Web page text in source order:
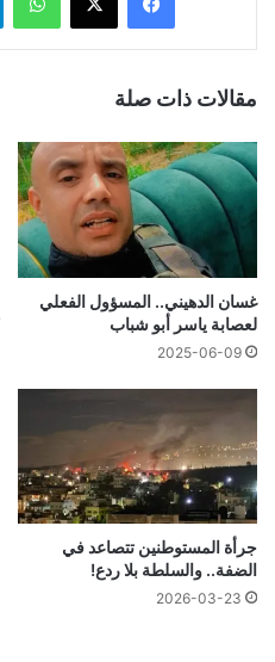
مقالات ذات صلة
غسان الدهيني.. المسؤول الفعلي
لعصابة ياسر أبو شباب
2025-06-09
جرأة المستوطنين تتصاعد في
الضفة.. والسلطة بلا ردع!
2026-03-23